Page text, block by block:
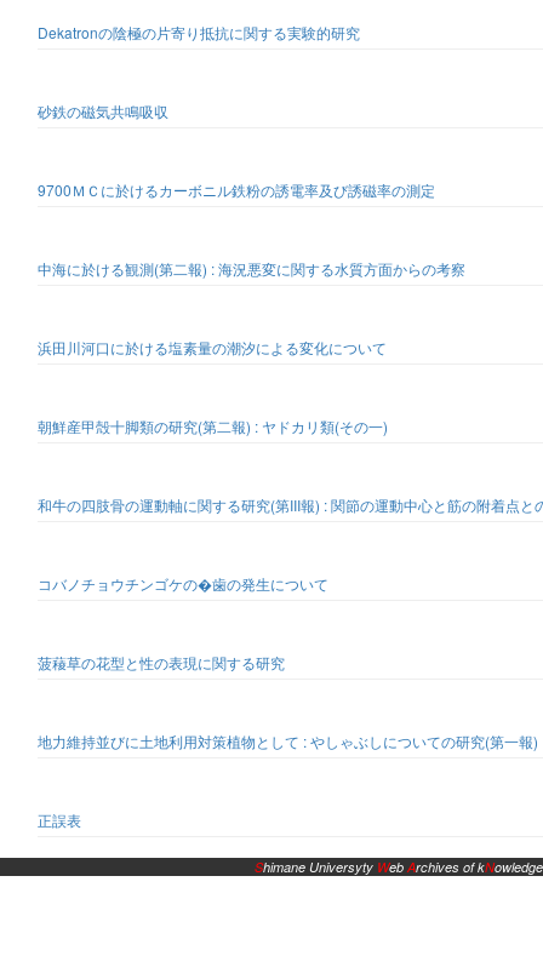
Dekatronの陰極の片寄り抵抗に関する実験的研究
砂鉄の磁気共鳴吸収
9700ＭＣに於けるカーボニル鉄粉の誘電率及び誘磁率の測定
中海に於ける観測(第二報) : 海況悪変に関する水質方面からの考察
浜田川河口に於ける塩素量の潮汐による変化について
朝鮮産甲殻十脚類の研究(第二報) : ヤドカリ類(その一)
和牛の四肢骨の運動軸に関する研究(第III報) : 関節の運動中心と筋の附着点
コバノチョウチンゴケの�歯の発生について
菠薐草の花型と性の表現に関する研究
地力維持並びに土地利用対策植物として : やしゃぶしについての研究(第一報)
正誤表
Shimane Universyty WebArchives of kNowledge